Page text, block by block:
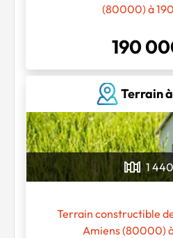
(80000) à
190
Terrain
1 440
Terrain constructible
Amiens (80000)